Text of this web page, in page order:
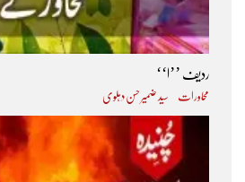
ردیف ’’ا‘‘
محاورات سید ضمیر حسن دہلوی